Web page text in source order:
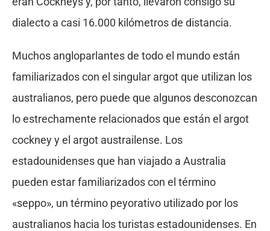
dialecto a casi 16.000 kilómetros de distancia.
Muchos angloparlantes de todo el mundo están
familiarizados con el singular argot que utilizan los
australianos, pero puede que algunos desconozcan
lo estrechamente relacionados que están el argot
cockney y el argot austrailense. Los
estadounidenses que han viajado a Australia
pueden estar familiarizados con el término
«seppo», un término peyorativo utilizado por los
australianos hacia los turistas estadounidenses. En